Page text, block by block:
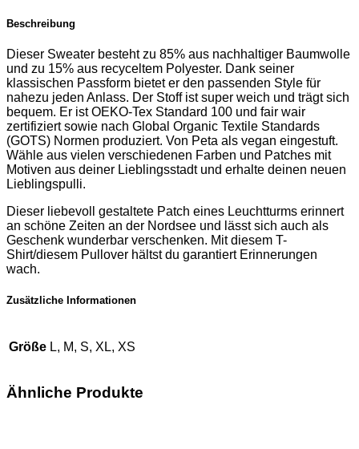
Beschreibung
Dieser Sweater besteht zu 85% aus nachhaltiger Baumwolle
und zu 15% aus recyceltem Polyester. Dank seiner
klassischen Passform bietet er den passenden Style für
nahezu jeden Anlass. Der Stoff ist super weich und trägt sich
bequem. Er ist OEKO-Tex Standard 100 und fair wair
zertifiziert sowie nach Global Organic Textile Standards
(GOTS) Normen produziert. Von Peta als vegan eingestuft.
Wähle aus vielen verschiedenen Farben und Patches mit
Motiven aus deiner Lieblingsstadt und erhalte deinen neuen
Lieblingspulli.
Dieser liebevoll gestaltete Patch eines Leuchtturms erinnert
an schöne Zeiten an der Nordsee und lässt sich auch als
Geschenk wunderbar verschenken. Mit diesem T-
Shirt/diesem Pullover hältst du garantiert Erinnerungen
wach.
Zusätzliche Informationen
Größe L, M, S, XL, XS
Ähnliche Produkte